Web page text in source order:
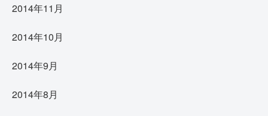
2014年11月
2014年10月
2014年9月
2014年8月